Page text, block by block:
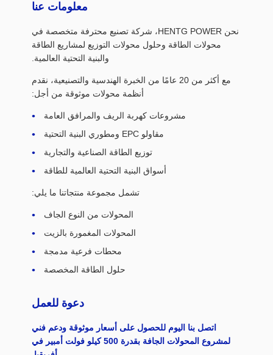
معلومات عنا
نحن HENTG POWER، شركة تصنيع محترفة متخصصة في
محولات الطاقة وحلول محولات التوزيع لمشاريع الطاقة
والبنية التحتية العالمية.
مع أكثر من 20 عامًا من الخبرة الهندسية والتصنيعية، نقدم
أنظمة محولات موثوقة من أجل:
مشروعات كهربة الريف والمرافق العامة
مقاولو EPC ومطوري البنية التحتية
توزيع الطاقة الصناعية والتجارية
أسواق البنية التحتية العالمية للطاقة
تشمل مجموعة منتجاتنا ما يلي:
المحولات من النوع الجاف
المحولات المغمورة بالزيت
محطات فرعية مدمجة
حلول الطاقة المخصصة
دعوة للعمل
اتصل بنا اليوم للحصول على أسعار موثوقة ودعم فني
لمشروع المحولات الجافة بقدرة 500 كيلو فولت أمبير في